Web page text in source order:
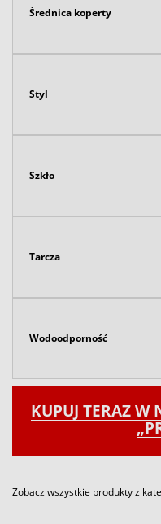
Średnica koperty
Styl
Szkło
Tarcza
Wodoodporność
KUPUJ TERAZ W
Zobacz wszystkie produkty z